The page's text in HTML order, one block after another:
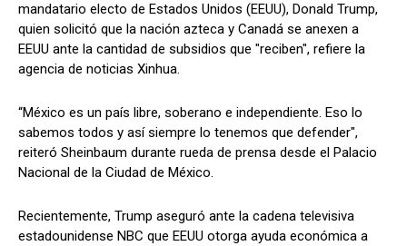
mandatario electo de Estados Unidos (EEUU), Donald Trump,
quien solicitó que la nación azteca y Canadá se anexen a
EEUU ante la cantidad de subsidios que "reciben", refiere la
agencia de noticias Xinhua.
“México es un país libre, soberano e independiente. Eso lo
sabemos todos y así siempre lo tenemos que defender",
reiteró Sheinbaum durante rueda de prensa desde el Palacio
Nacional de la Ciudad de México.
Recientemente, Trump aseguró ante la cadena televisiva
estadounidense NBC que EEUU otorga ayuda económica a